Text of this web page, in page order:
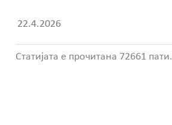
22.4.2026
Статијата е прочитана 72661 пати.